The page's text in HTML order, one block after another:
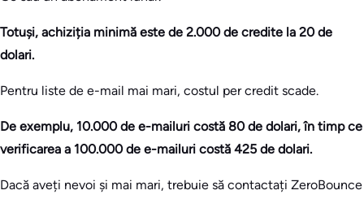
Totuși, achiziția minimă este de 2.000 de credite la 20 de
dolari.
Pentru liste de e-mail mai mari, costul per credit scade.
De exemplu, 10.000 de e-mailuri costă 80 de dolari, în timp ce
verificarea a 100.000 de e-mailuri costă 425 de dolari.
Dacă aveți nevoi și mai mari, trebuie să contactați ZeroBounce